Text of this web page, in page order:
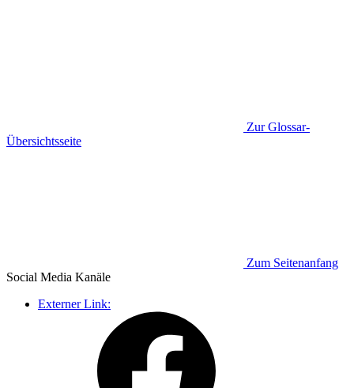
Zur Glossar-
Übersichtsseite
Zum Seitenanfang
Social Media Kanäle
Externer Link: